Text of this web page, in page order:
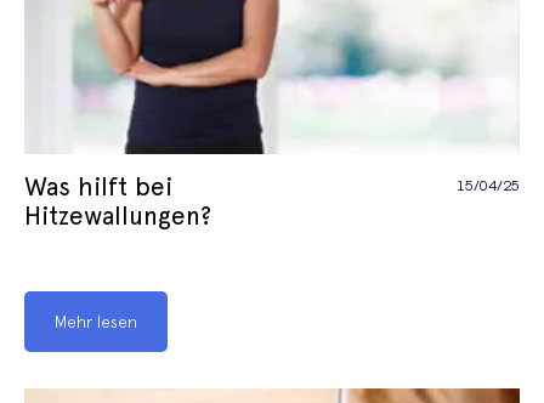
Was hilft bei
Hitzewallungen?
15/04/25
Mehr lesen